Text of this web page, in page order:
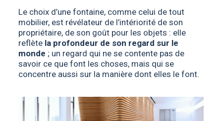
Le choix d’une fontaine, comme celui de tout
mobilier, est révélateur de l’intériorité de son
propriétaire, de son goût pour les objets : elle
reflète la profondeur de son regard sur le
monde ; un regard qui ne se contente pas de
savoir ce que font les choses, mais qui se
concentre aussi sur la manière dont elles le font.